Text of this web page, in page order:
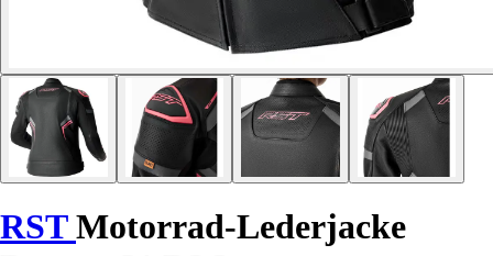
RSTMotorrad-Lederjacke